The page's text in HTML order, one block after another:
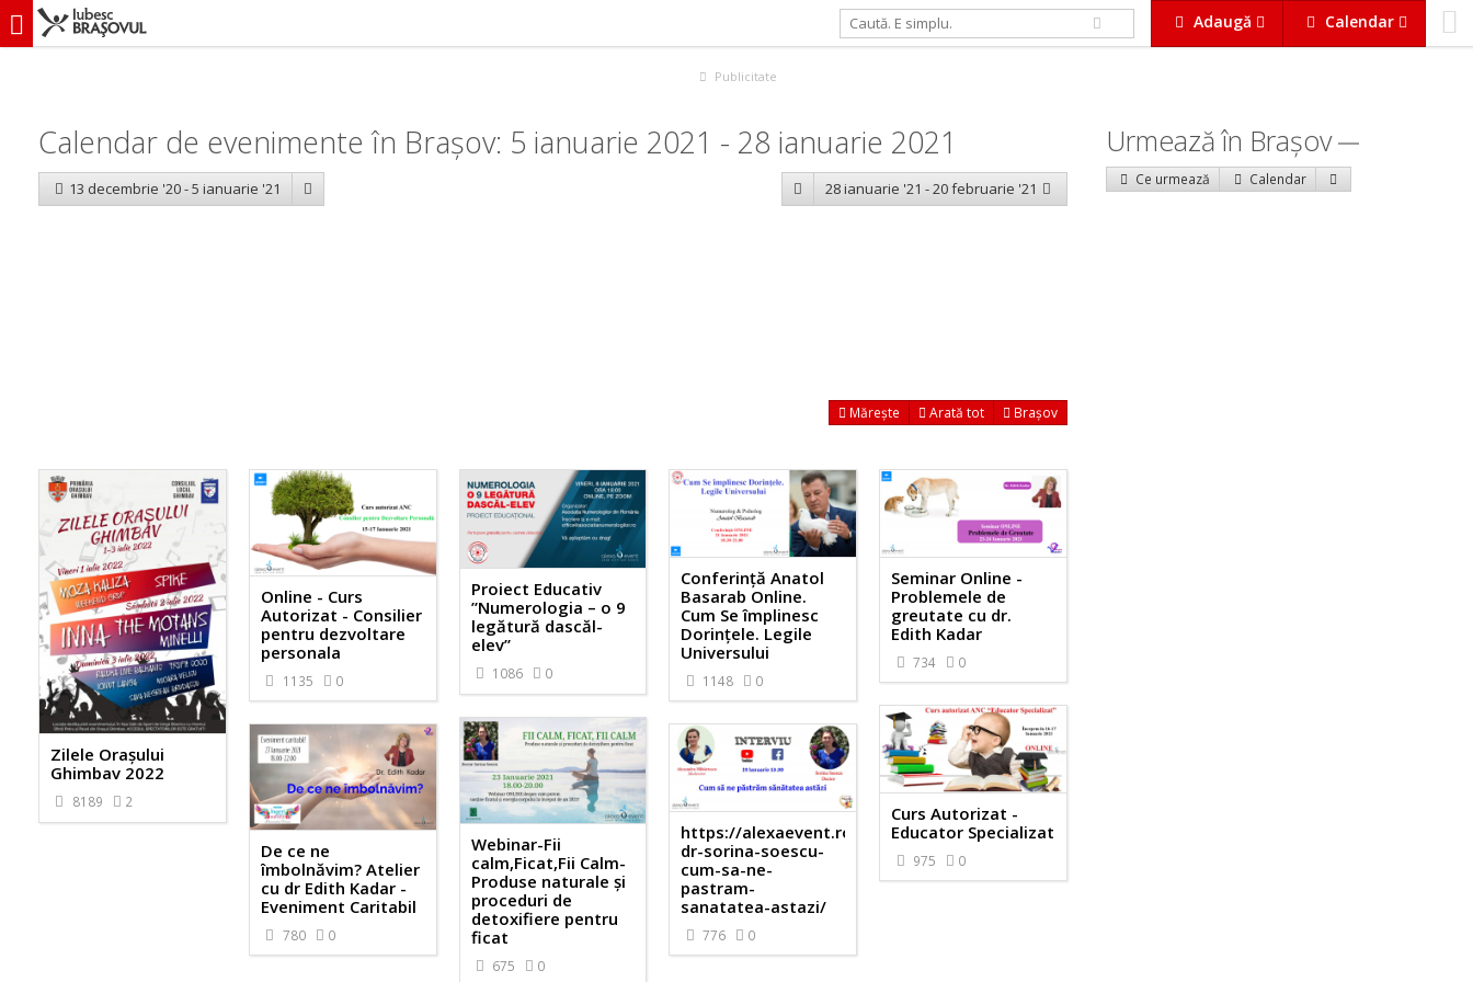
Adaugă Calendar
iubescbraşovul.ro
Publicitate
Calendar de evenimente în Brașov: 5 ianuarie 2021 - 28 ianuarie 2021
13 decembrie '20 - 5 ianuarie '21 28 ianuarie '21 - 20 februarie '21
Mărește Arată tot Brașov
Zilele Orașului
Ghimbav 2022
8189 2
Online - Curs
Autorizat - Consilier
pentru dezvoltare
personala
1135 0
Proiect Educativ
”Numerologia – o 9
legătură dascăl-
elev”
1086 0
Conferință Anatol
Basarab Online.
Cum Se împlinesc
Dorințele. Legile
Universului
1148 0
Seminar Online -
Problemele de
greutate cu dr.
Edith Kadar
734 0
Curs Autorizat -
Educator Specializat
975 0
Webinar-Fii
calm,Ficat,Fii Calm-
Produse naturale și
proceduri de
detoxifiere pentru
ficat
675 0
De ce ne
îmbolnăvim? Atelier
cu dr Edith Kadar -
Eveniment Caritabil
780 0
https://alexaevent.ro/evenimente/interviu-
dr-sorina-soescu-
cum-sa-ne-
pastram-
sanatatea-astazi/
776 0
Urmează în Braşov
Ce urmează Calendar